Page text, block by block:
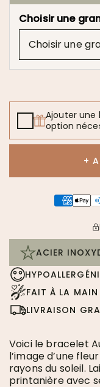
Choisir une
Ajouter
option
+
ACIER
Acier
LES BIJOUX
L’ACIER
CEPENDANT, SI
FAIT À LA MAIN
LIVRAISON
Voici le bracelet
l’image d’une
rayons du soleil.
printanière avec